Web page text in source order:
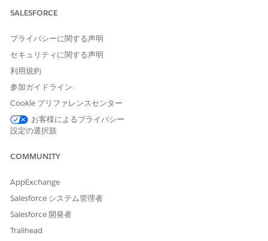
ラットフォーム ダッシュボードのレポートで使用されるフィール
アプリケーションのフィールドを必要としません。モバイルアプ
リケーションでオブジェクトの項目のほんの一部しか使用してい
ない場合は、項目セットでその項目のみをモバイルアプリケーシ
ョンに関連する項目として定義します。
オブジェクト管理設定から、モバイルデバイスに同期するオブ
ジェクトを開きます。
[Field Sets (項目セット)] セクションで、[
ます。
に、「MobilityRelevant」
mobile application」と入力します。
モバイルデバイスに同期するフィールドを [
変更を保存します。
SALESFORCE
プライバシーに関する声明
セキュリティに関する声明
利用規約
参加ガイドライン:
Cookie プリファレンスセンター
お客様によるプライバシー
設定の選択肢
COMMUNITY
AppExchange
Salesforce システム管理者
Salesforce 開発者
Trailhead